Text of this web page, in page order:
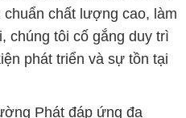
chất lượng cao, làm
chúng tôi cố gắng duy trì
phát triển và sự tồn tại
Phát đáp ứng đa